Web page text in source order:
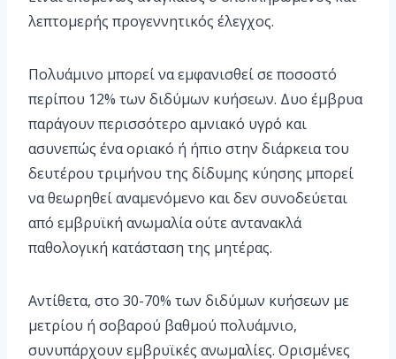
λεπτομερής προγεννητικός έλεγχος.
Πολυάμινο μπορεί να εμφανισθεί σε ποσοστό
περίπου 12% των διδύμων κυήσεων. Δυο έμβρυα
παράγουν περισσότερο αμνιακό υγρό και
ασυνεπώς ένα οριακό ή ήπιο στην διάρκεια του
δευτέρου τριμήνου της δίδυμης κύησης μπορεί
να θεωρηθεί αναμενόμενο και δεν συνοδεύεται
από εμβρυϊκή ανωμαλία ούτε αντανακλά
παθολογική κατάσταση της μητέρας.
Αντίθετα, στο 30-70% των διδύμων κυήσεων με
μετρίου ή σοβαρού βαθμού πολυάμνιο,
συνυπάρχουν εμβρυϊκές ανωμαλίες. Ορισμένες